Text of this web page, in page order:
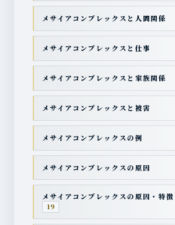
メサイアコンプレックスと人間関係
メサイアコンプレックスと仕事
メサイアコンプレックスと家族関係
メサイアコンプレックスと被害
メサイアコンプレックスの例
メサイアコンプレックスの原因
メサイアコンプレックスの原因・特
19